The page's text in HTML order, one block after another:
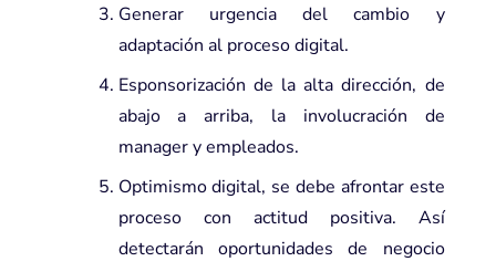
Generar urgencia del cambio y
adaptación al proceso digital.
Esponsorización de la alta dirección, de
abajo a arriba, la involucración de
manager y empleados.
Optimismo digital, se debe afrontar este
proceso con actitud positiva. Así
detectarán oportunidades de negocio